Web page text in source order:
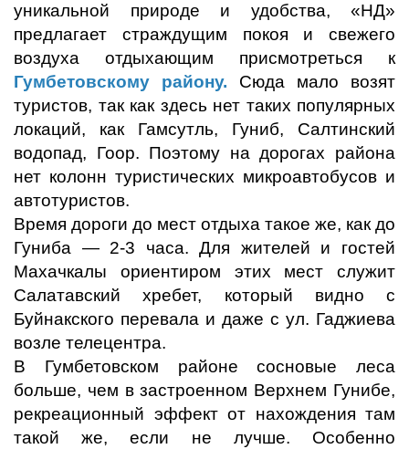
уникальной природе и удобства, «НД»
предлагает страждущим покоя и свежего
воздуха отдыхающим присмотреться к
Гумбетовскому району. Сюда мало возят
туристов, так как здесь нет таких популярных
локаций, как Гамсутль, Гуниб, Салтинский
водопад, Гоор. Поэтому на дорогах района
нет колонн туристических микроавтобусов и
автотуристов.
Время дороги до мест отдыха такое же, как до
Гуниба — 2-3 часа. Для жителей и гостей
Махачкалы ориентиром этих мест служит
Салатавский хребет, который видно с
Буйнакского перевала и даже с ул. Гаджиева
возле телецентра.
В Гумбетовском районе сосновые леса
больше, чем в застроенном Верхнем Гунибе,
рекреационный эффект от нахождения там
такой же, если не лучше. Особенно